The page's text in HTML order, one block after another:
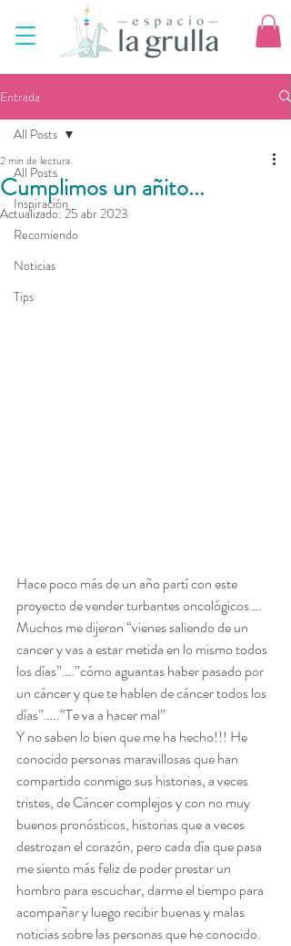
Entrada
All Posts
Inspiración
Recomiendo
Noticias
Tips
All Posts
Cumplimos un añito...
2 min de lectura
Actualizado:25 abr 2023
Hace poco más de un año partí con este
proyecto de vender turbantes oncológicos….
Muchos me dijeron “vienes saliendo de un
cancer y vas a estar metida en lo mismo todos
los días”….”cómo aguantas haber pasado por
un cáncer y que te hablen de cáncer todos los
días”…..“Te va a hacer mal”
Y no saben lo bien que me ha hecho!!! He
conocido personas maravillosas que han
compartido conmigo sus historias, a veces
tristes, de Cáncer complejos y con no muy
buenos pronósticos, historias que a veces
destrozan el corazón, pero cada día que pasa
me siento más feliz de poder prestar un
hombro para escuchar, darme el tiempo para
acompañar y luego recibir buenas y malas
noticias sobre las personas que he conocido.